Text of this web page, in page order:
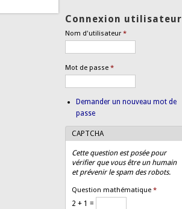
Connexion utilisateur
Nom d'utilisateur*
Mot de passe *
Demander un nouveau mot de
passe
CAPTCHA
Cette question est posée pour
vérifier que vous être un humain
et prévenir le spam des robots.
Question mathématique *
2 + 1 =